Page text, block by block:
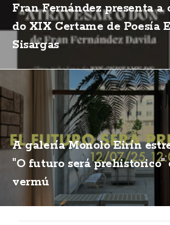
Fran Fernández presenta a
do XIX Certame de Poesía
Sisargas
A galería Monolo Eirín
"O futuro será prehistorico"
vermú